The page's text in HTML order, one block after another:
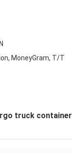
MoneyGram, T/T
truck container